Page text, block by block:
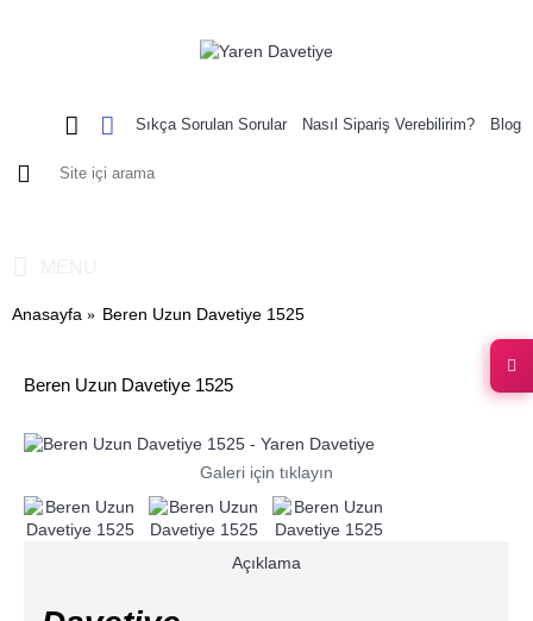
Sıkça Sorulan Sorular Nasıl Sipariş Verebilirim? Blog
Anasayfa Beren Uzun Davetiye 1525
Beren Uzun Davetiye 1525
Galeri için tıklayın
Açıklama